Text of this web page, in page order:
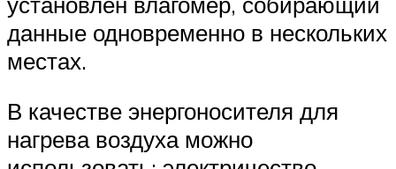
данные одновременно в нескольких
местах.
В качестве энергоносителя для
нагрева воздуха можно